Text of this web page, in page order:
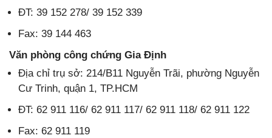
ĐT: 39 152 278/ 39 152 339
Fax: 39 144 463
Văn phòng công chứng Gia Định
Địa chỉ trụ sở: 214/B11 Nguyễn Trãi, phường Nguyễn
Cư Trinh, quận 1, TP.HCM
ĐT: 62 911 116/ 62 911 117/ 62 911 118/ 62 911 122
Fax: 62 911 119